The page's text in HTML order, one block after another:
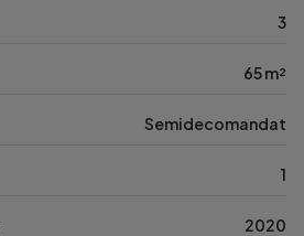
3
65 m²
Semidecomandat
1
2020